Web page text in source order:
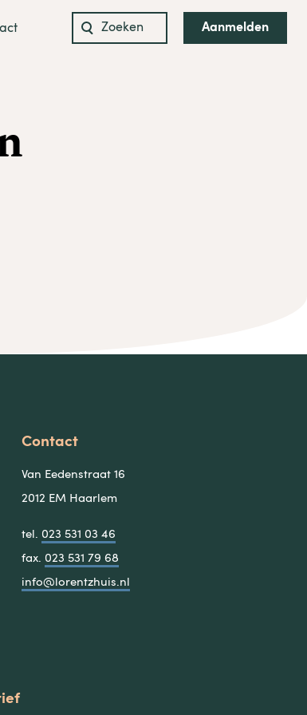
Zoeken
Aanmelden
Contact
Van Eedenstraat 16
2012 EM Haarlem
tel. 023 531 03 46
fax. 023 531 79 68
info@lorentzhuis.nl